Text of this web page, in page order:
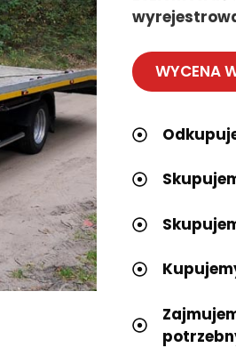
WYCENA